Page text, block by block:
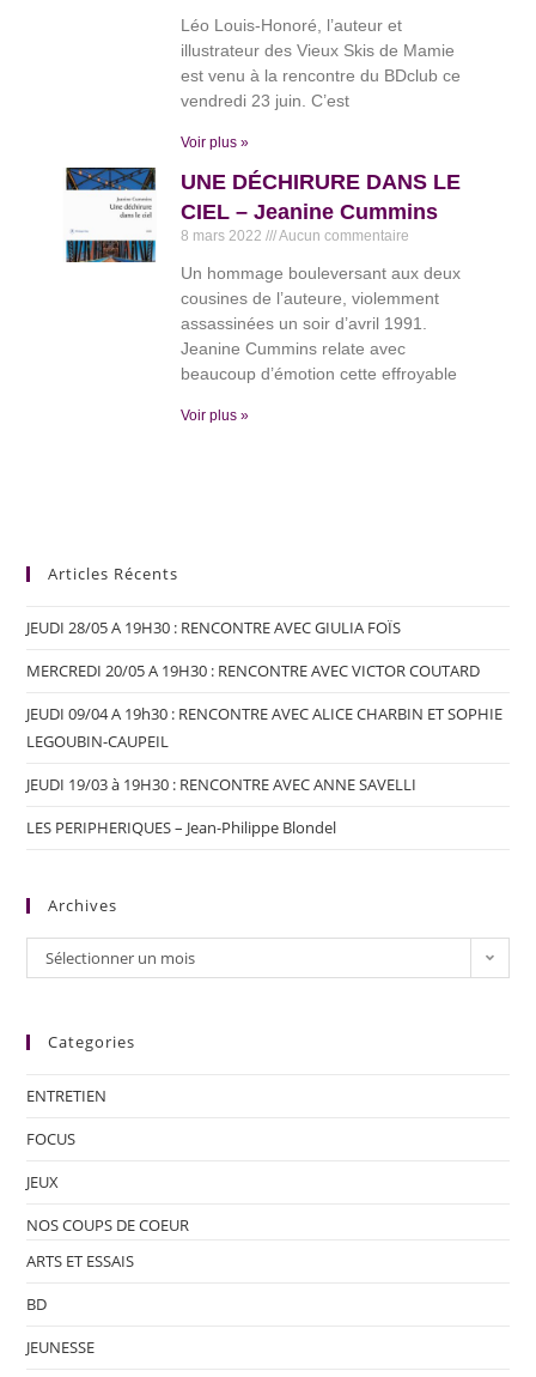
Léo Louis-Honoré, l’auteur et
illustrateur des Vieux Skis de Mamie
est venu à la rencontre du BDclub ce
vendredi 23 juin. C’est
Voir plus »
UNE DÉCHIRURE DANS LE
CIEL – Jeanine Cummins
8 mars 2022 Aucun commentaire
Un hommage bouleversant aux deux
cousines de l’auteure, violemment
assassinées un soir d’avril 1991.
Jeanine Cummins relate avec
beaucoup d’émotion cette effroyable
Voir plus »
Articles Récents
JEUDI 28/05 A 19H30 : RENCONTRE AVEC GIULIA FOÏS
MERCREDI 20/05 A 19H30 : RENCONTRE AVEC VICTOR COUTARD
JEUDI 09/04 A 19h30 : RENCONTRE AVEC ALICE CHARBIN ET SOPHIE
LEGOUBIN-CAUPEIL
JEUDI 19/03 à 19H30 : RENCONTRE AVEC ANNE SAVELLI
LES PERIPHERIQUES – Jean-Philippe Blondel
Archives
Sélectionner un mois
Categories
ENTRETIEN
FOCUS
JEUX
NOS COUPS DE COEUR
ARTS ET ESSAIS
BD
JEUNESSE